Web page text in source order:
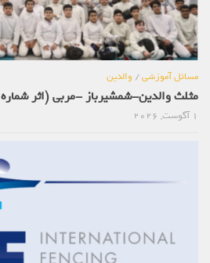
مسائل آموزشی/ والدین
مثلث والدین-شمشیرباز -مربی (اثر شماره 854)
1 آگوست, 2026